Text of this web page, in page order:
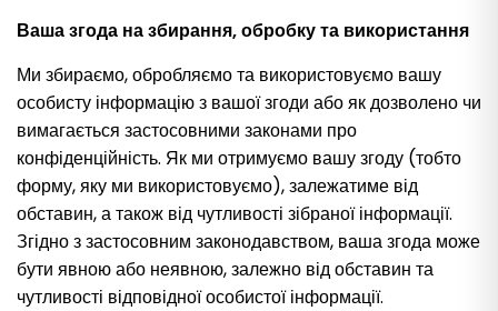
Ваша згода на збирання, обробку та використання
Ми збираємо, обробляємо та використовуємо вашу
особисту інформацію з вашої згоди або як дозволено чи
вимагається застосовними законами про
конфіденційність. Як ми отримуємо вашу згоду (тобто
форму, яку ми використовуємо), залежатиме від
обставин, а також від чутливості зібраної інформації.
Згідно з застосовним законодавством, ваша згода може
бути явною або неявною, залежно від обставин та
чутливості відповідної особистої інформації.